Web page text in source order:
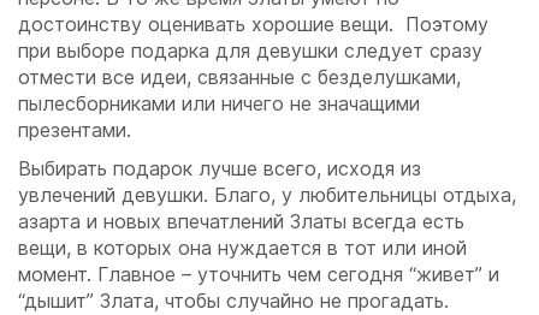
достоинству оценивать хорошие вещи. Поэтому
при выборе подарка для девушки следует сразу
отмести все идеи, связанные с безделушками,
пылесборниками или ничего не значащими
презентами.
Выбирать подарок лучше всего, исходя из
увлечений девушки. Благо, у любительницы отдыха,
азарта и новых впечатлений Златы всегда есть
вещи, в которых она нуждается в тот или иной
момент. Главное – уточнить чем сегодня “живет” и
“дышит” Злата, чтобы случайно не прогадать.